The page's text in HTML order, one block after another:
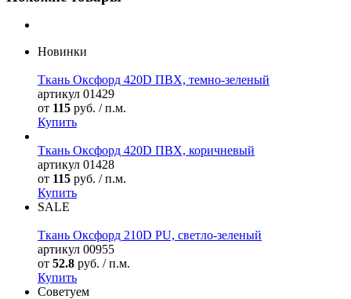
Новинки
Ткань Оксфорд 420D ПВХ, темно-зеленый
артикул 01429
от 115 руб. / п.м.
Купить
Ткань Оксфорд 420D ПВХ, коричневый
артикул 01428
от 115 руб. / п.м.
Купить
SALE
Ткань Оксфорд 210D PU, светло-зеленый
артикул 00955
от 52.8 руб. / п.м.
Купить
Советуем